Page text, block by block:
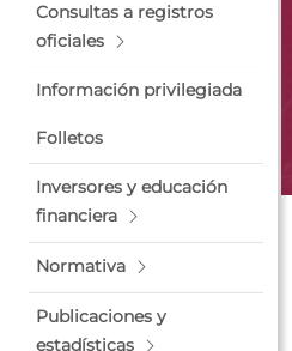
Consultas a registros
oficiales
Información privilegiada
Folletos
Inversores y educación
financiera
Normativa
Publicaciones y
estadísticas